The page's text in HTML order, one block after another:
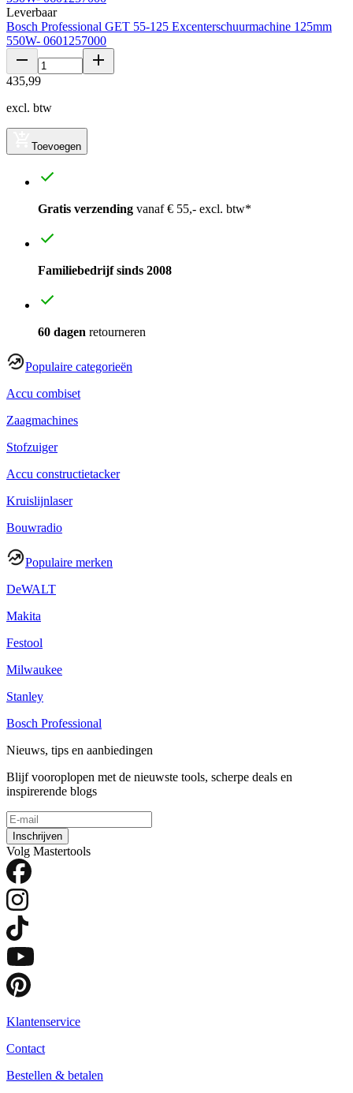
Leverbaar
Bosch Professional GET 55-125 Excenterschuurmachine 125mm
550W- 0601257000
435,99
excl. btw
Toevoegen
Gratis verzending vanaf € 55,- excl. btw*
Familiebedrijf sinds 2008
60 dagen retourneren
Populaire categorieën
Accu combiset
Zaagmachines
Stofzuiger
Accu constructietacker
Kruislijnlaser
Bouwradio
Populaire merken
DeWALT
Makita
Festool
Milwaukee
Stanley
Bosch Professional
Nieuws, tips en aanbiedingen
Blijf vooroplopen met de nieuwste tools, scherpe deals en
inspirerende blogs
Inschrijven
Volg Mastertools
Klantenservice
Contact
Bestellen & betalen